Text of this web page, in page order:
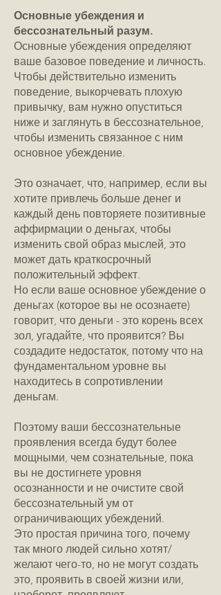
Основные убеждения и
бессознательный разум.
Основные убеждения определяют
ваше базовое поведение и личность.
Чтобы действительно изменить
поведение, выкорчевать плохую
привычку, вам нужно опуститься
ниже и заглянуть в бессознательное,
чтобы изменить связанное с ним
основное убеждение.
Это означает, что, например, если вы
хотите привлечь больше денег и
каждый день повторяете позитивные
аффирмации о деньгах, чтобы
изменить свой образ мыслей, это
может дать краткосрочный
положительный эффект.
Но если ваше основное убеждение о
деньгах (которое вы не осознаете)
говорит, что деньги - это корень всех
зол, угадайте, что проявится? Вы
создадите недостаток, потому что на
фундаментальном уровне вы
находитесь в сопротивлении
деньгам.
Поэтому ваши бессознательные
проявления всегда будут более
мощными, чем сознательные, пока
вы не достигнете уровня
осознанности и не очистите свой
бессознательный ум от
ограничивающих убеждений.
Это простая причина того, почему
так много людей сильно хотят/
желают чего-то, но не могут создать
это, проявить в своей жизни или,